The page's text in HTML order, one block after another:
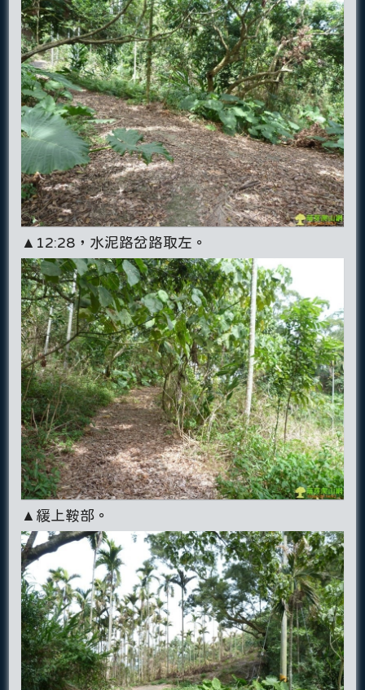
▲12:28，水泥路岔路取左。
▲緩上鞍部。